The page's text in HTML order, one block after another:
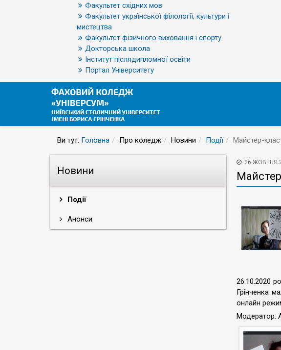
Факультет східних мов
Факультет української філології, культури і
мистецтва
Факультет фізичного виховання і спорту
Докторська школа
Інститут післядипломної освіти
Портал Університету
Ви тут: Головна Про коледж Новини Події Майстер-клас
Новини
Події
Анонси
26 ЖОВТНЯ
26.10.2020
Грінченка
онлайн
Модератор: